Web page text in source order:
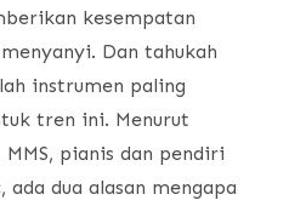
kesempatan
Dan tahukah
instrumen paling
tren ini. Menurut
pianis dan pendiri
ada dua alasan mengapa